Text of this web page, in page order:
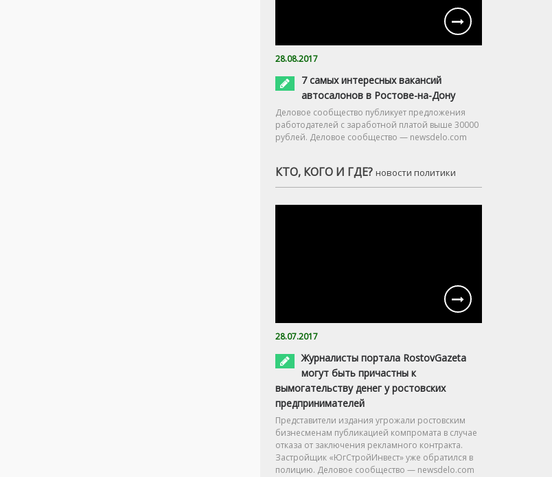
28.08.2017
7 самых интересных вакансий
автосалонов в Ростове-на-Дону
Деловое сообщество публикует предложения
работодателей с заработной платой выше 30000
рублей. Деловое сообщество — newsdelo.com
КТО, КОГО И ГДЕ? новости политики
28.07.2017
Журналисты портала RostovGazeta
могут быть причастны к
вымогательству денег у ростовских
предпринимателей
Представители издания угрожали ростовским
бизнесменам публикацией компромата в случае
отказа от заключения рекламного контракта.
Застройщик «ЮгСтройИнвест» уже обратился в
полицию. Деловое сообщество — newsdelo.com